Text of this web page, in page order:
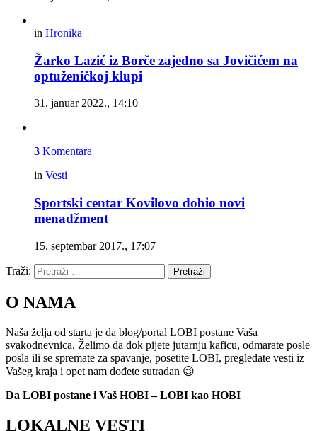
in Hronika
Žarko Lazić iz Borče zajedno sa Jovičićem na
optuženičkoj klupi
31. januar 2022., 14:10
3 Komentara
in Vesti
Sportski centar Kovilovo dobio novi
menadžment
15. septembar 2017., 17:07
Traži: Pretraži
O NAMA
Naša želja od starta je da blog/portal LOBI postane Vaša
svakodnevnica. Želimo da dok pijete jutarnju kaficu, odmarate posle
posla ili se spremate za spavanje, posetite LOBI, pregledate vesti iz
Vašeg kraja i opet nam dođete sutradan 😉
Da LOBI postane i Vaš HOBI – LOBI kao HOBI
LOKALNE VESTI